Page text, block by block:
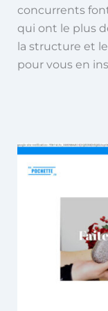
concurrents
qui ont le plus
la structure et
pour vous en